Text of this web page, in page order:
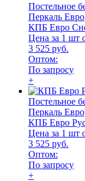
Постельное
Перкаль Евро
КПБ Евро
Цена за 1 шт
3 525 руб.
Оптом:
По запросу
+
Постельное
Перкаль Евро
КПБ Евро
Цена за 1 шт
3 525 руб.
Оптом:
По запросу
+